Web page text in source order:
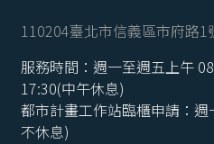
110204臺北市信義區市府路1
服務時間：週一至週五上午
17:30(中午休息)
都市計畫工作站臨櫃申請：
不休息)